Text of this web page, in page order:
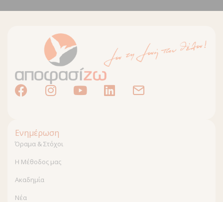
Ενημέρωση
Όραμα & Στόχοι
Η Μέθοδος μας
Ακαδημία
Νέα